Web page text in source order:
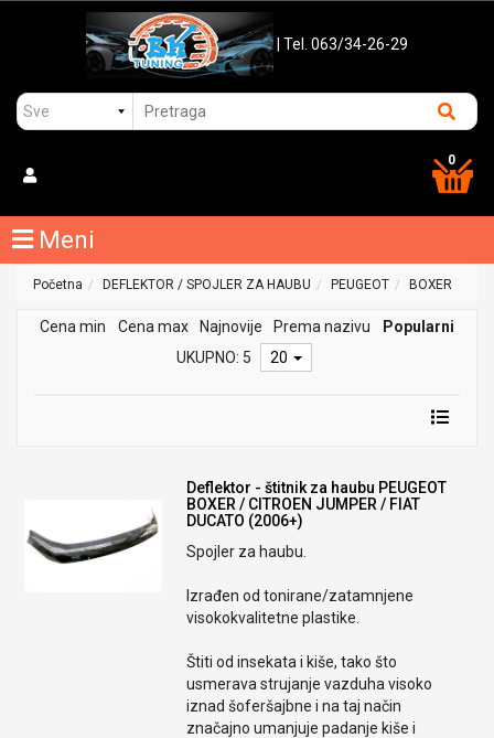
| Tel. 063/34-26-29
0
Meni
Početna DEFLEKTOR / SPOJLER ZA HAUBU PEUGEOT BOXER
Cena min Cena max Najnovije Prema nazivu
Popularni
UKUPNO: 5
20
Deflektor - štitnik za haubu PEUGEOT
BOXER / CITROEN JUMPER / FIAT
DUCATO (2006+)
Spojler za haubu.
Izrađen od tonirane/zatamnjene
visokokvalitetne plastike.
Štiti od insekata i kiše, tako što
usmerava strujanje vazduha visoko
iznad šoferšajbne i na taj način
značajno umanjuje padanje kiše i